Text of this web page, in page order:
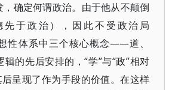
确定何谓政治。由于他从不颠倒
先于政治），因此不受政治局
性体系中三个核心概念——道、
的先后安排的，“学”与“政”相对
后呈现了作为手段的价值。在这样